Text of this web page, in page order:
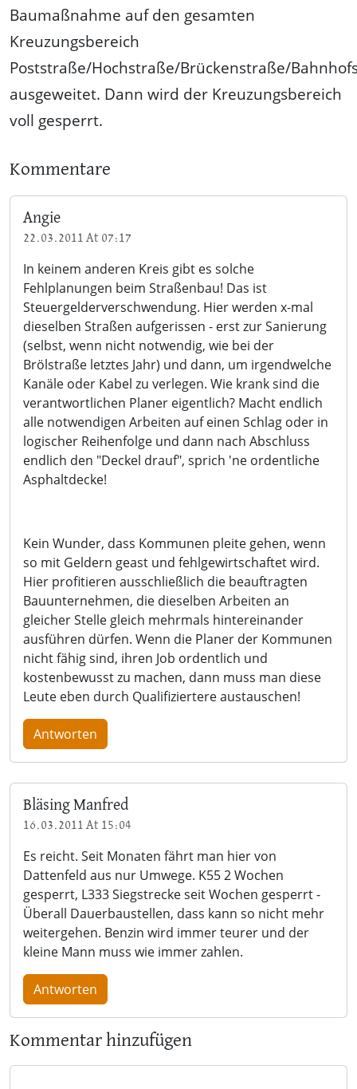
Baumaßnahme auf den gesamten
Kreuzungsbereich
Poststraße/Hochstraße/Brückenstraße/
ausgeweitet. Dann wird der Kreuzungsbereich
voll gesperrt.
Kommentare
Angie
22.03.2011 At 07:17
In keinem anderen Kreis gibt es solche
Fehlplanungen beim Straßenbau! Das ist
Steuergelderverschwendung. Hier werden x-mal
dieselben Straßen aufgerissen - erst zur Sanierung
(selbst, wenn nicht notwendig, wie bei der
Brölstraße letztes Jahr) und dann, um irgendwelche
Kanäle oder Kabel zu verlegen. Wie krank sind die
verantwortlichen Planer eigentlich? Macht endlich
alle notwendigen Arbeiten auf einen Schlag oder in
logischer Reihenfolge und dann nach Abschluss
endlich den "Deckel drauf", sprich 'ne ordentliche
Asphaltdecke!
Kein Wunder, dass Kommunen pleite gehen, wenn
so mit Geldern geast und fehlgewirtschaftet wird.
Hier profitieren ausschließlich die beauftragten
Bauunternehmen, die dieselben Arbeiten an
gleicher Stelle gleich mehrmals hintereinander
ausführen dürfen. Wenn die Planer der Kommunen
nicht fähig sind, ihren Job ordentlich und
kostenbewusst zu machen, dann muss man diese
Leute eben durch Qualifiziertere austauschen!
Antworten
Bläsing Manfred
16.03.2011 At 15:04
Es reicht. Seit Monaten fährt man hier von
Dattenfeld aus nur Umwege. K55 2 Wochen
gesperrt, L333 Siegstrecke seit Wochen gesperrt -
Überall Dauerbaustellen, dass kann so nicht mehr
weitergehen. Benzin wird immer teurer und der
kleine Mann muss wie immer zahlen.
Antworten
Kommentar hinzufügen